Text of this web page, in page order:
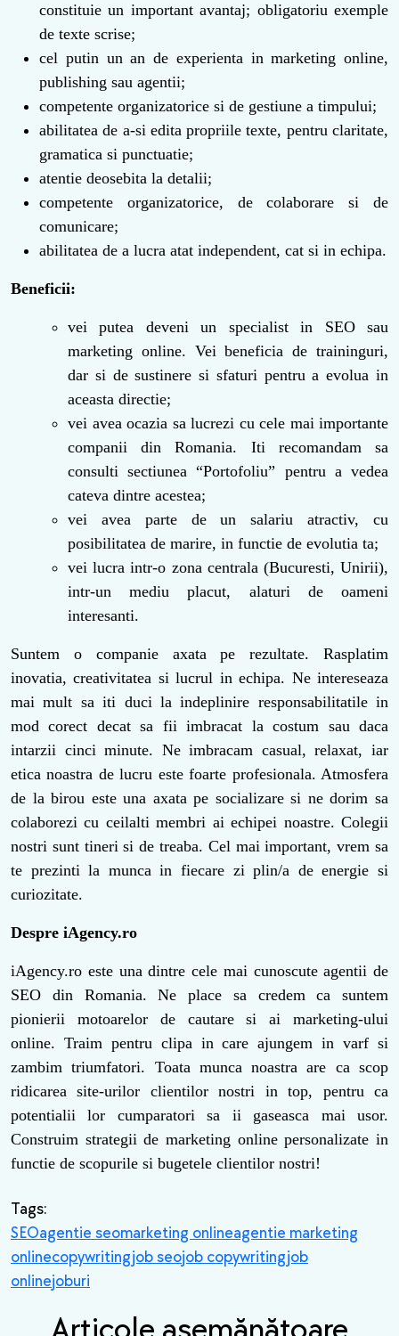
constituie un important avantaj; obligatoriu exemple
de texte scrise;
cel putin un an de experienta in marketing online,
publishing sau agentii;
competente organizatorice si de gestiune a timpului;
abilitatea de a-si edita propriile texte, pentru claritate,
gramatica si punctuatie;
atentie deosebita la detalii;
competente organizatorice, de colaborare si de
comunicare;
abilitatea de a lucra atat independent, cat si in echipa.
Beneficii:
vei putea deveni un specialist in SEO sau
marketing online. Vei beneficia de traininguri,
dar si de sustinere si sfaturi pentru a evolua in
aceasta directie;
vei avea ocazia sa lucrezi cu cele mai importante
companii din Romania. Iti recomandam sa
consulti sectiunea “Portofoliu” pentru a vedea
cateva dintre acestea;
vei avea parte de un salariu atractiv, cu
posibilitatea de marire, in functie de evolutia ta;
vei lucra intr-o zona centrala (Bucuresti, Unirii),
intr-un mediu placut, alaturi de oameni
interesanti.
Suntem o companie axata pe rezultate. Rasplatim
inovatia, creativitatea si lucrul in echipa. Ne intereseaza
mai mult sa iti duci la indeplinire responsabilitatile in
mod corect decat sa fii imbracat la costum sau daca
intarzii cinci minute. Ne imbracam casual, relaxat, iar
etica noastra de lucru este foarte profesionala. Atmosfera
de la birou este una axata pe socializare si ne dorim sa
colaborezi cu ceilalti membri ai echipei noastre. Colegii
nostri sunt tineri si de treaba. Cel mai important, vrem sa
te prezinti la munca in fiecare zi plin/a de energie si
curiozitate.
Despre iAgency.ro
iAgency.ro este una dintre cele mai cunoscute agentii de
SEO din Romania. Ne place sa credem ca suntem
pionierii motoarelor de cautare si ai marketing-ului
online. Traim pentru clipa in care ajungem in varf si
zambim triumfatori. Toata munca noastra are ca scop
ridicarea site-urilor clientilor nostri in top, pentru ca
potentialii lor cumparatori sa ii gaseasca mai usor.
Construim strategii de marketing online personalizate in
functie de scopurile si bugetele clientilor nostri!
Tags:
SEOagentie seomarketing onlineagentie marketing
onlinecopywritingjob seojob copywritingjob
onlinejoburi